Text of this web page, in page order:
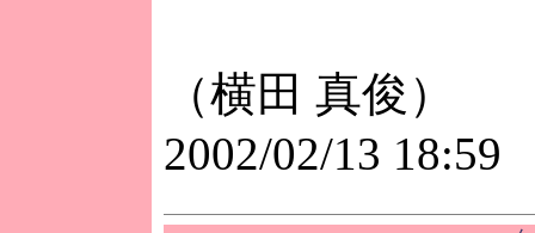
（横田 真俊）
2002/02/13 18:59